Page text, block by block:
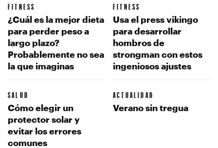
FITNESS
¿Cuál es la mejor dieta
para perder peso a
largo plazo?
Probablemente no sea
la que imaginas
FITNESS
Usa el press vikingo
para desarrollar
hombros de
strongman con estos
ingeniosos ajustes
SALUD
Cómo elegir un
protector solar y
evitar los errores
comunes
ACTUALIDAD
Verano sin tregua